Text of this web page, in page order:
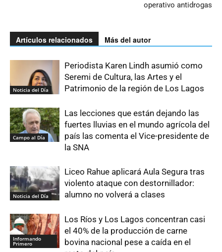
operativo antidrogas
Artículos relacionados Más del autor
Noticia del Día
Periodista Karen Lindh asumió como
Seremi de Cultura, las Artes y el
Patrimonio de la región de Los Lagos
Campo al Día
Las lecciones que están dejando las
fuertes lluvias en el mundo agrícola del
país las comenta el Vice-presidente de
la SNA
Noticia del Día
Liceo Rahue aplicará Aula Segura tras
violento ataque con destornillador:
alumno no volverá a clases
Informando
Primero
Los Ríos y Los Lagos concentran casi
el 40% de la producción de carne
bovina nacional pese a caída en el